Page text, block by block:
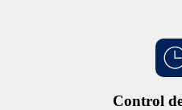
Control